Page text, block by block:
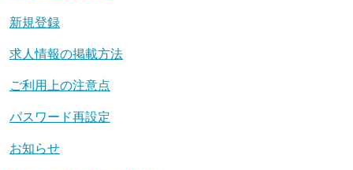
新規登録
求人情報の掲載方法
ご利用上の注意点
パスワード再設定
お知らせ